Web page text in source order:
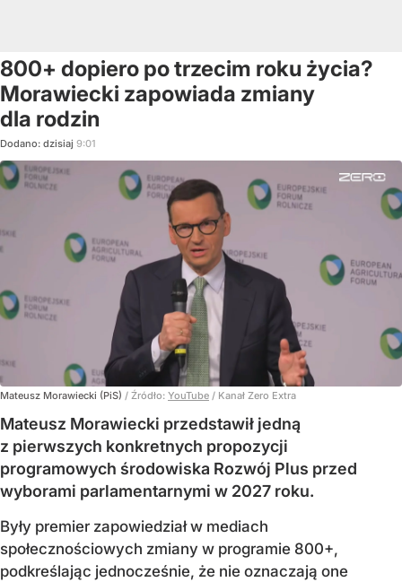
800+ dopiero po trzecim roku życia?
Morawiecki zapowiada zmiany
dla rodzin
Dodano: dzisiaj 9:01
Mateusz Morawiecki (PiS) / Źródło: YouTube / Kanał Zero Extra
Mateusz Morawiecki przedstawił jedną
z pierwszych konkretnych propozycji
programowych środowiska Rozwój Plus przed
wyborami parlamentarnymi w 2027 roku.
Były premier zapowiedział w mediach
społecznościowych zmiany w programie 800+,
podkreślając jednocześnie, że nie oznaczają one